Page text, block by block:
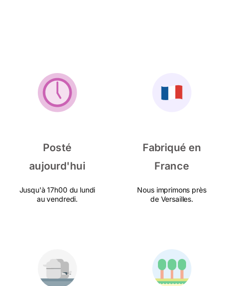
Posté
aujourd'hui
Jusqu'à 17h00 du lundi
au vendredi.
Fabriqué en
France
Nous imprimons près
de Versailles.